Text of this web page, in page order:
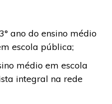
ano do ensino médio
escola pública;
médio em escola
integral na rede